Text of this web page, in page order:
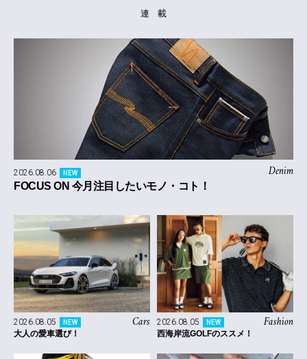
連 載
Denim
2026.08.06 NEW
FOCUS ON 今月注目したいモノ・コト！
Cars
2026.08.05 NEW
大人の愛車選び！
Fashion
2026.08.05 NEW
西海岸流GOLFのススメ！